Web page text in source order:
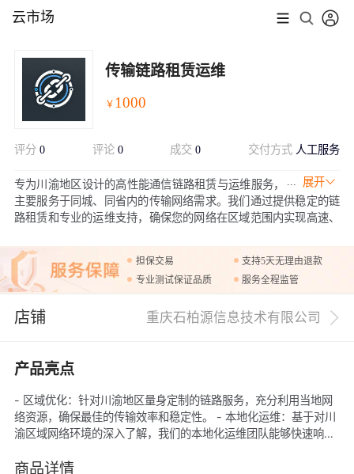
云市场
传输链路租赁运维
￥ 1000
评分 0 评论 0 成交0 交付方式 人工服务
展开
专为川渝地区设计的高性能通信链路租赁与运维服务，
主要服务于同城、同省内的传输网络需求。我们通过提供稳定的链
路租赁和专业的运维支持，确保您的网络在区域范围内实现高速、
对外部的高速数据传输，“链路租赁运维”都能为川渝地区的客户提
供优化的网络解决方案，满足您在区域内的所有通信需求。
担保交易
支持5天无理由退款
专业测试保证品质
服务全程监管
店铺 重庆石柏源信息技术有限公司
产品亮点
- 区域优化：针对川渝地区量身定制的链路服务，充分利用当地网
络资源，确保最佳的传输效率和稳定性。 - 本地化运维：基于对川
渝区域网络环境的深入了解，我们的本地化运维团队能够快速响应
区的高带宽链路，确保在同城和省内实现高速、低延时的数据传
商品详情